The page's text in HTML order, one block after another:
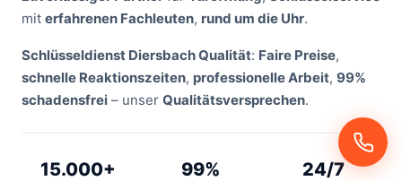
mit erfahrenen Fachleuten, rund um die Uhr.
Schlüsseldienst Diersbach Qualität: Faire Preise,
schnelle Reaktionszeiten, professionelle Arbeit, 99%
schadensfrei – unser Qualitätsversprechen.
15.000+ 99% 24/7